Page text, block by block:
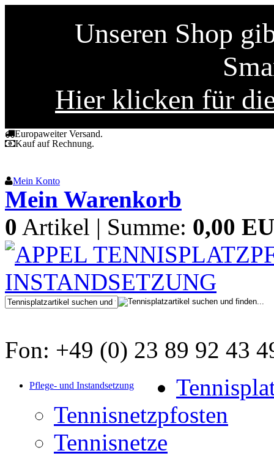
Unseren Shop
Hier klicken für
Europaweiter Versand.
Kauf auf Rechnung.
Mein Konto
Mein Warenkorb
0 Artikel | Summe: 0,00
Fon: +49 (0) 23 89 92 43
Pflege- und Instandsetzung
Tennisnetzpfosten
Tennisnetze